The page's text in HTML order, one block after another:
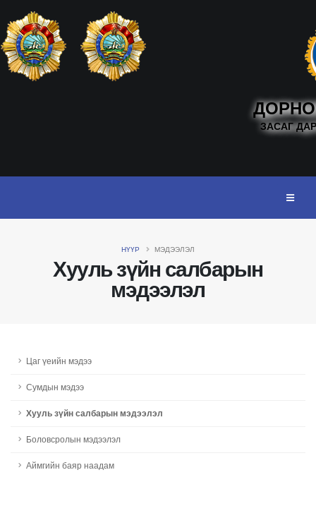
ЗАСАГ
Хууль зүйн салбарын
мэдээлэл
НҮҮР МЭДЭЭЛЭЛ
Цаг үеийн мэдээ
Сумдын мэдээ
Хууль зүйн салбарын мэдээлэл
Боловсролын мэдээлэл
Аймгийн баяр наадам